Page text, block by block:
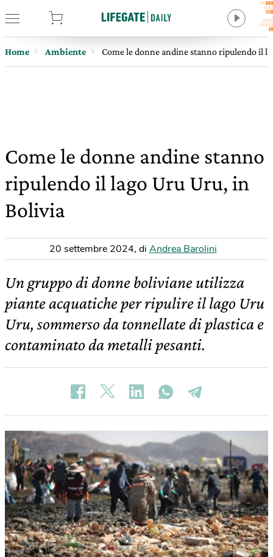
Home Ambiente Come le donne andine stanno ripulendo il
Come le donne andine stanno
ripulendo il lago Uru Uru, in
Bolivia
20 settembre 2024, di Andrea Barolini
Un gruppo di donne boliviane utilizza
piante acquatiche per ripulire il lago Uru
Uru, sommerso da tonnellate di plastica e
contaminato da metalli pesanti.